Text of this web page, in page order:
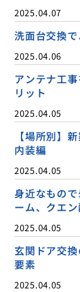
2025.04.07
洗面台交換
2025.04.06
アンテナ工
リット
2025.04.05
【場所別】
内装編
2025.04.05
身近なもの
ーム、クエ
2025.04.05
玄関ドア交
要素
2025.04.05